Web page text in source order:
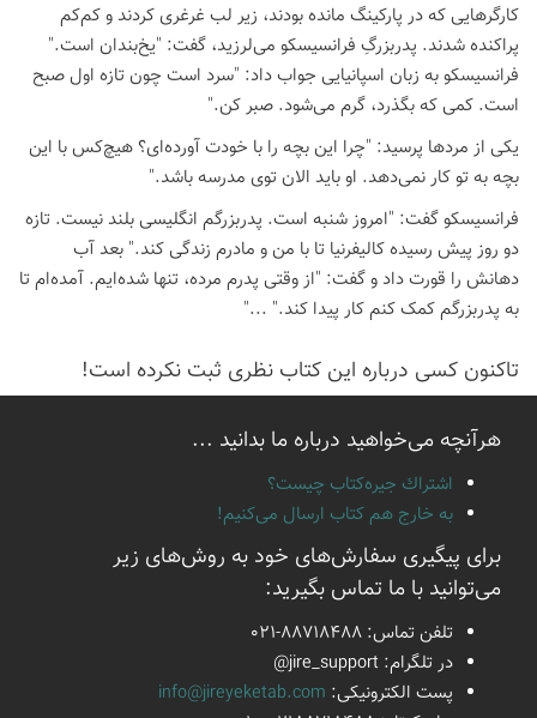
کارگرهایی که در پارکینگ مانده بودند، زیر لب غرغری کردند و کم‌کم
پراکنده شدند. پدربزرگِ فرانسیسکو می‌لرزید، گفت: "یخ‌بندان است."
فرانسیسکو به زبان اسپانیایی جواب داد: "سرد است چون تازه اول صبح
است. کمی که بگذرد، گرم می‌شود. صبر کن."
یکی از مردها پرسید: "چرا این بچه را با خودت آورده‌ای؟ هیچ‌کس با این
بچه به تو کار نمی‌دهد. او باید الان توی مدرسه باشد."
فرانسیسکو گفت: "امروز شنبه است. پدربزرگم انگلیسی بلند نیست. تازه
دو روز پیش رسیده کالیفرنیا تا با من و مادرم زندگی کند." بعد آب
دهانش را قورت داد و گفت: "از وقتی پدرم مرده، تنها شده‌ایم. آمده‌ام تا
به پدربزرگم کمک کنم کار پیدا کند." ..."
تاكنون كسی درباره این كتاب نظری ثبت نكرده است!
هرآنچه می‌خواهید درباره ما بدانید ...
اشتراك جيره‌كتاب چيست؟
به خارج هم كتاب ارسال می‌كنیم!
برای پیگیری سفارش‌های خود به روش‌های زیر
می‌توانید با ما تماس بگیرید:
تلفن تماس: 021-88718488
در تلگرام: @jire_support
پست الكترونیكی: info@jireyeketab.com